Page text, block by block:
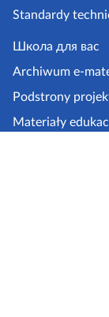
.
Standardy
Школа для вас
Archiwum e-
Podstrony
Materiały